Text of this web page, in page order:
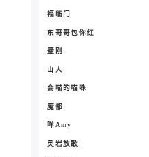
福临门
东哥哥包你红
璧刚
山人
会喵的喵咪
魔都
咩Amy
灵岩放歌